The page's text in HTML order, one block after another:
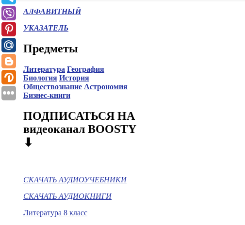
АЛФАВИТНЫЙ
УКАЗАТЕЛЬ
Предметы
Литература География
Биология История
Обществознание Астрономия
Бизнес-книги
ПОДПИСАТЬСЯ НА
видеоканал BOOSTY
⬇
СКАЧАТЬ АУДИОУЧЕБНИКИ
СКАЧАТЬ АУДИОКНИГИ
Литература 8 класс